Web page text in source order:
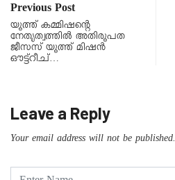
Previous Post
യൂത്ത് കമ്മിഷന്റെ
നേതൃത്വത്തില്‍ അതിരൂപത
ജീസസ് യൂത്ത് മിഷന്‍
ഔട്ട്‌റീച്…
Leave a Reply
Your email address will not be published.